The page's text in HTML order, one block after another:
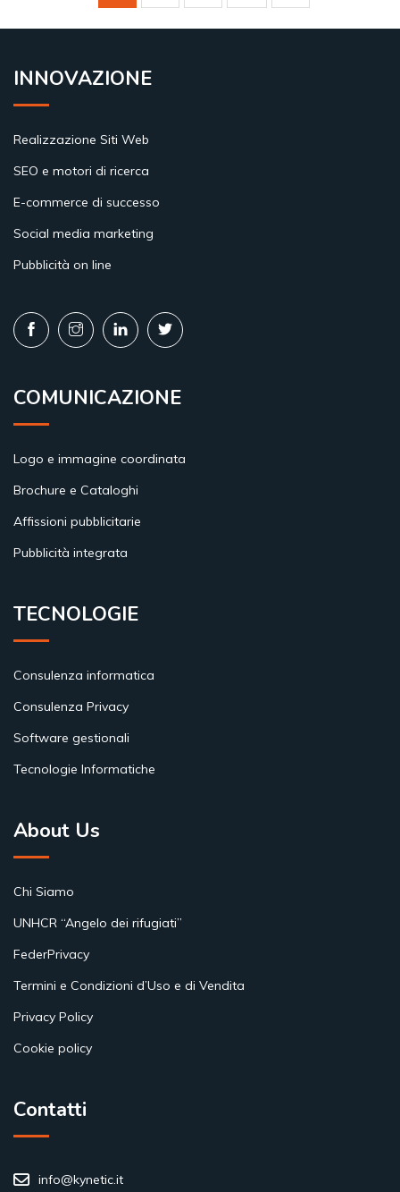
INNOVAZIONE
Realizzazione Siti Web
SEO e motori di ricerca
E-commerce di successo
Social media marketing
Pubblicità on line
COMUNICAZIONE
Logo e immagine coordinata
Brochure e Cataloghi
Affissioni pubblicitarie
Pubblicità integrata
TECNOLOGIE
Consulenza informatica
Consulenza Privacy
Software gestionali
Tecnologie Informatiche
About Us
Chi Siamo
UNHCR “Angelo dei rifugiati”
FederPrivacy
Termini e Condizioni d’Uso e di Vendita
Privacy Policy
Cookie policy
Contatti
info@kynetic.it